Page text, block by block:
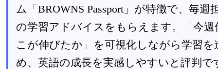
ム「BROWNS Passport」が特徴で、毎週
の学習アドバイスをもらえます。「今
こが伸びたか」を可視化しながら学習
め、英語の成長を実感しやすいと評判で